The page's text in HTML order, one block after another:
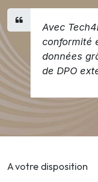
Avec
conformité
données
de DPO
A votre disposition